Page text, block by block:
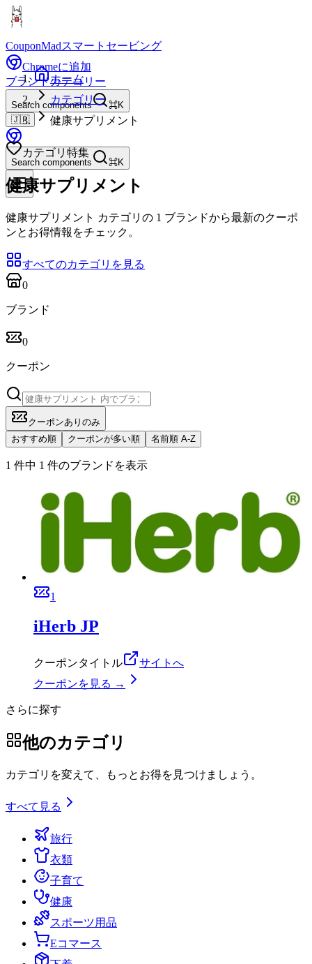
CouponMadスマートセービング
Chromeに追加
ブランドカテゴリー
Search components
⌘K
🇯🇵
Search components ⌘K
ホーム
カテゴリー
健康サプリメント
カテゴリ特集
健康サプリメント
健康サプリメント カテゴリの 1 ブランドから最新のクーポ
ンとお得情報をチェック。
すべてのカテゴリを見る
0
ブランド
0
クーポン
クーポンありのみ
おすすめ順
クーポンが多い順 名前順 A-Z
1 件中 1 件のブランドを表示
1
iHerb JP
クーポンタイトル
サイトへ
クーポンを見る →
さらに探す
他のカテゴリ
カテゴリを変えて、もっとお得を見つけましょう。
すべて見る
旅行
衣類
子育て
健康
スポーツ用品
Eコマース